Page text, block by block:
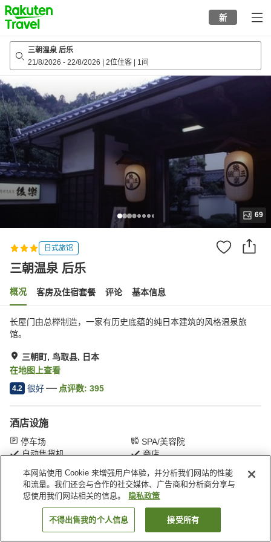
to
top
page
新
三朝温泉 后乐
21/8/2026 - 22/8/2026 2位住客 1间
69
日式旅馆
三朝温泉 后乐
概况 客房及住宿套餐 评论 基本信息
长屋门由总榉制造，一家有历史底蕴的纯日本建筑的风格温泉旅
馆。
三朝町, 鸟取县, 日本
在地图上查看
4.2 很好 点评数: 395
酒店设施
停车场
SPA/美容院
自动售货机
商店
首页 日本 鸟取县 三朝町 三朝温泉 后乐
搜索客房
本网站使用 Cookie 来增强用户体验，并分析我们网站的性能
和流量。我们还会与合作的社交媒体、广告商和分析商分享与
您使用我们网站相关的信息。
隐私政策
不得出售我的个人信息 接受所有